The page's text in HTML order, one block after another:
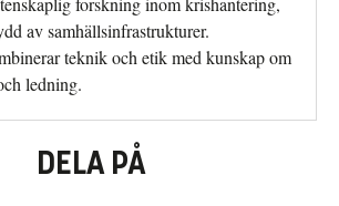
av samhällsinfrastrukturer.
teknik och etik med kunskap om
ledning.
DELA PÅ